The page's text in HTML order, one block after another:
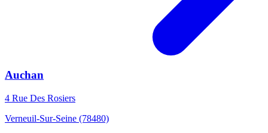
Auchan
4 Rue Des Rosiers
Verneuil-Sur-Seine (78480)